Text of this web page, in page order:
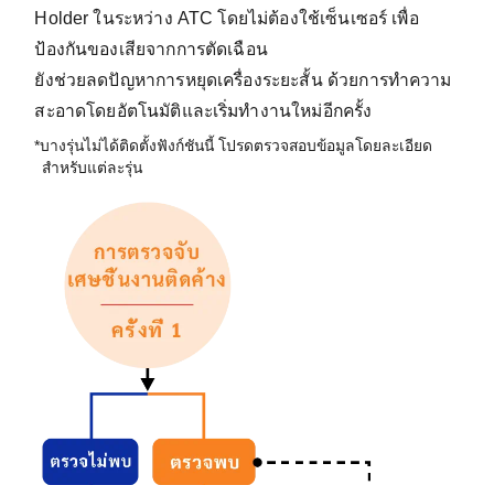
Holder ในระหว่าง ATC โดยไม่ต้องใช้เซ็นเซอร์ เพื่อ
ป้องกันของเสียจากการตัดเฉือน
ยังช่วยลดปัญหาการหยุดเครื่องระยะสั้น ด้วยการทำความ
สะอาดโดยอัตโนมัติและเริ่มทำงานใหม่อีกครั้ง
*บางรุ่นไม่ได้ติดตั้งฟังก์ชันนี้ โปรดตรวจสอบข้อมูลโดยละเอียด
สำหรับแต่ละรุ่น